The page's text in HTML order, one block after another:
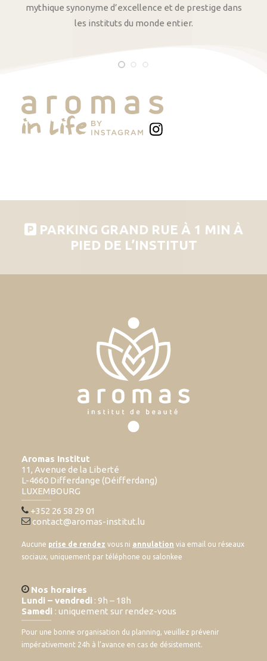
mythique synonyme d’excellence et de prestige dans
les instituts du monde entier.
PARKING GRAND RUE À 1 MIN À
PIED DE L’INSTITUT
Aromas Institut
11, Avenue de la Liberté
L-4660 Differdange (Déifferdang)
LUXEMBOURG
+352 26 58 29 01
contact@aromas-institut.lu
Aucune prise de rendez vous ni annulation via email ou réseaux
sociaux, uniquement par téléphone ou salonkee
Nos horaires
Lundi – vendredi : 9h – 18h
Samedi : uniquement sur rendez-vous
Pour une bonne organisation du planning, veuillez prévenir
impérativement 24h à l’avance en cas de désistement.